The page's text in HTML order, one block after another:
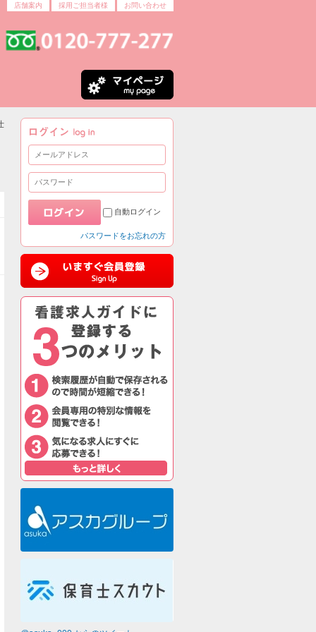
店舗案内 採用ご担当者様 お問い合わせ
自動ログイン
パスワードをお忘れの方